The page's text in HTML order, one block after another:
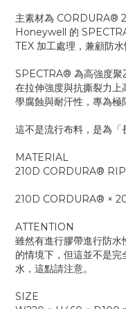
主素材為 CORDURA®
Honeywell 的
TEX 加工處理，兼顧防水
SPECTRA® 為高強度聚
在拉伸強度與抗撕裂力上
學腐蝕與耐汗性，專為極
這不是流行布料，是為「
MATERIAL
210D CORDURA®
210D CORDURA® ×
ATTENTION
雖然有進行膠帶進行防
的情境下，但這並不是
水，這點請注意。
SIZE